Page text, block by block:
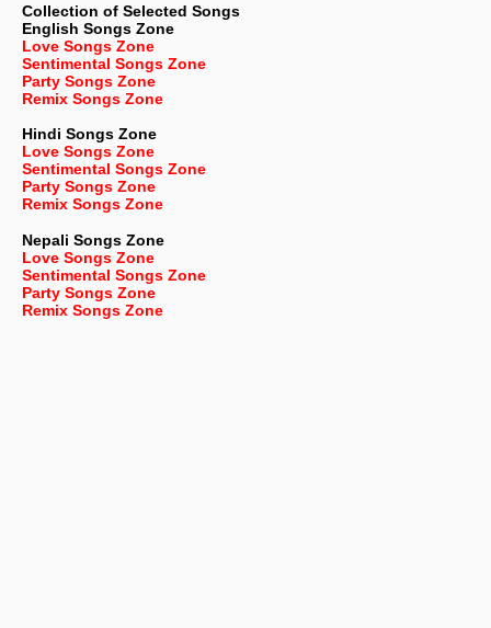
Collection of Selected Songs
English Songs Zone
Love Songs Zone
Sentimental Songs Zone
Party Songs Zone
Remix Songs Zone
Hindi Songs Zone
Love Songs Zone
Sentimental Songs Zone
Party Songs Zone
Remix Songs Zone
Nepali Songs Zone
Love Songs Zone
Sentimental Songs Zone
Party Songs Zone
Remix Songs Zone